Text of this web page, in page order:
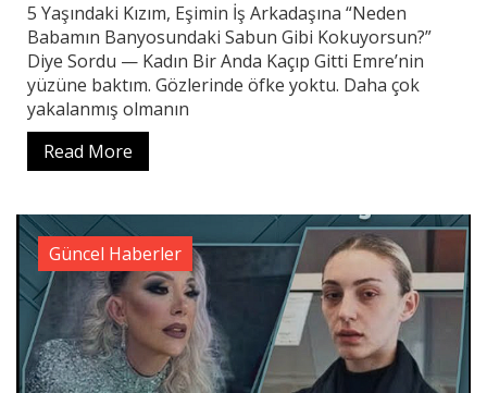
5 Yaşındaki Kızım, Eşimin İş Arkadaşına “Neden
Babamın Banyosundaki Sabun Gibi Kokuyorsun?”
Diye Sordu — Kadın Bir Anda Kaçıp Gitti Emre’nin
yüzüne baktım. Gözlerinde öfke yoktu. Daha çok
yakalanmış olmanın
Read More
Güncel Haberler